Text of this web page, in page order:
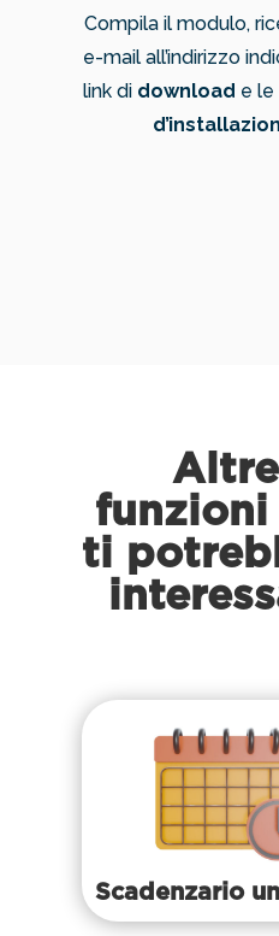
Compila il modulo,
e-mail all’indirizzo
link di download e le
Altre
funzioni
ti
Scadenzario